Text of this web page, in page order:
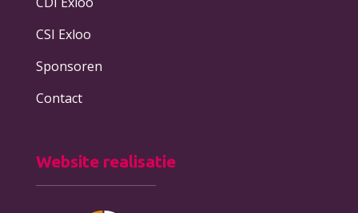
CSI Exloo
Sponsoren
Contact
Website realisatie